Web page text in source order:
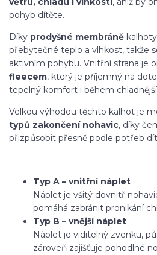
pohyb dítěte.
Díky prodyšné membráně
přebytečné teplo a vlhkost, takže
aktivním pohybu. Vnitřní strana je
fleecem, který je příjemný na
tepelný komfort i během
Velkou výhodou těchto kalhot je
typů zakončení nohavic, díky
přizpůsobit přesně podle potřeb
Typ A – vnitřní náplet
Náplet je všitý dovnitř
pomáhá zabránit pronikání
Typ B – vnější náplet
Náplet je viditelný zvenku,
zároveň zajišťuje pohodlné